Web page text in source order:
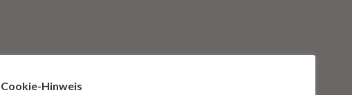
Cookie-Hinweis